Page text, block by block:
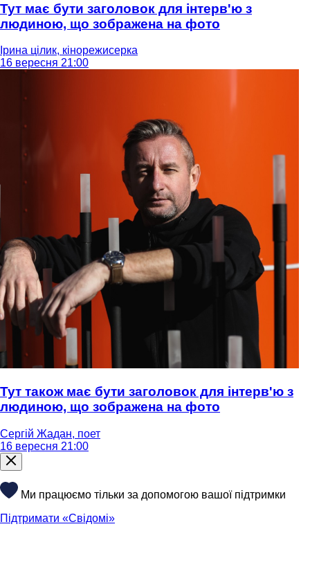
Тут має бути заголовок для інтерв'ю з
людиною, що зображена на фото
Ірина цілик, кінорежисерка
16 вересня 21:00
Тут також має бути заголовок для інтерв'ю з
людиною, що зображена на фото
Сергій Жадан, поет
16 вересня 21:00
Ми працюємо тільки за допомогою вашої підтримки
Підтримати «Свідомі»